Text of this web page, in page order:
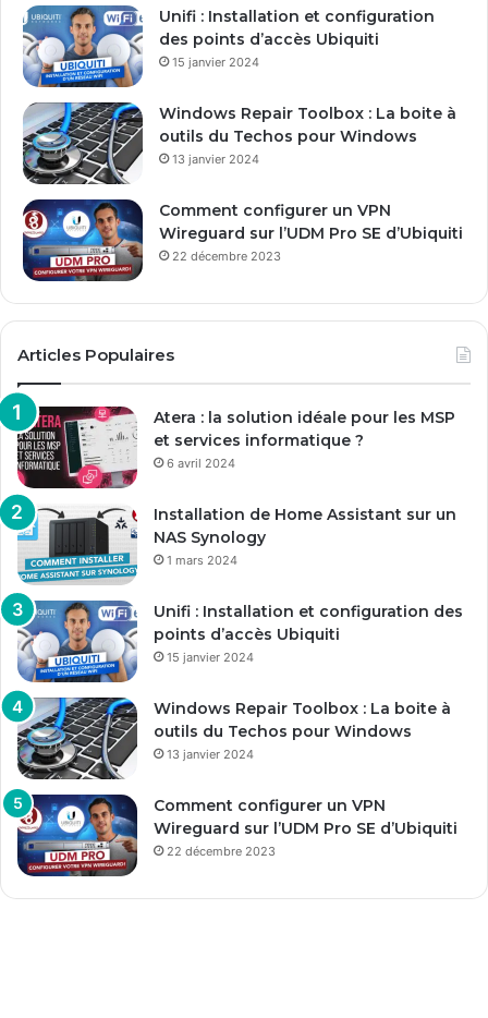
m
a
Unifi : Installation et configuration
des points d’accès Ubiquiti
15 janvier 2024
Windows Repair Toolbox : La boite à
outils du Techos pour Windows
13 janvier 2024
Comment configurer un VPN
Wireguard sur l’UDM Pro SE d’Ubiquiti
22 décembre 2023
Articles Populaires
Atera : la solution idéale pour les MSP
et services informatique ?
6 avril 2024
Installation de Home Assistant sur un
NAS Synology
1 mars 2024
Unifi : Installation et configuration des
points d’accès Ubiquiti
15 janvier 2024
Windows Repair Toolbox : La boite à
outils du Techos pour Windows
13 janvier 2024
Comment configurer un VPN
Wireguard sur l’UDM Pro SE d’Ubiquiti
22 décembre 2023